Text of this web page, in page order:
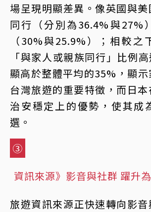
場呈現明顯差異。像英國與
同行（分別為36.4%與27%
（30%與25.9%）；相較之
「與家人或親族同行」比例
顯高於整體平均的35%，顯
台灣旅遊的重要特徵，而日
治安穩定上的優勢，使其成
選。
③
資訊來源》影音與社群 躍升
旅遊資訊來源正快速轉向影音